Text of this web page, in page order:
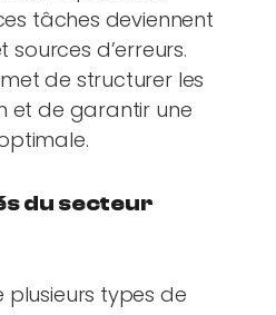
tâches deviennent
d’erreurs.
de structurer les
et de garantir une
du secteur
plusieurs types de